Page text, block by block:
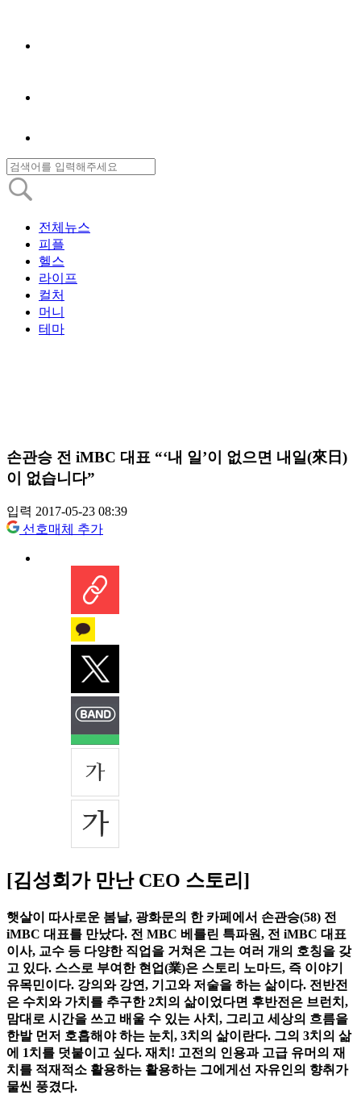
전체뉴스
피플
헬스
라이프
컬처
머니
테마
손관승 전 iMBC 대표 “‘내 일’이 없으면 내일(來日)
이 없습니다”
입력 2017-05-23 08:39
선호매체 추가
[김성회가 만난 CEO 스토리]
햇살이 따사로운 봄날, 광화문의 한 카페에서 손관승(58) 전
iMBC 대표를 만났다. 전 MBC 베를린 특파원, 전 iMBC 대표
이사, 교수 등 다양한 직업을 거쳐온 그는 여러 개의 호칭을 갖
고 있다. 스스로 부여한 현업(業)은 스토리 노마드, 즉 이야기
유목민이다. 강의와 강연, 기고와 저술을 하는 삶이다. 전반전
은 수치와 가치를 추구한 2치의 삶이었다면 후반전은 브런치,
맘대로 시간을 쓰고 배울 수 있는 사치, 그리고 세상의 흐름을
한발 먼저 호흡해야 하는 눈치, 3치의 삶이란다. 그의 3치의 삶
에 1치를 덧붙이고 싶다. 재치! 고전의 인용과 고급 유머의 재
치를 적재적소 활용하는 활용하는 그에게선 자유인의 향취가
물씬 풍겼다.